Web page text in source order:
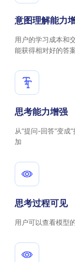
意图理解能力
用户的学习成本和
能获得相对好的答
思考能力增强
从”提问-回答“变成
加
思考过程可见
用户可以查看模型